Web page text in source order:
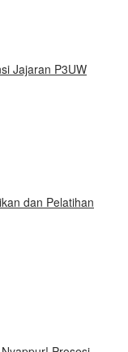
Jajaran P3UW
dan Pelatihan